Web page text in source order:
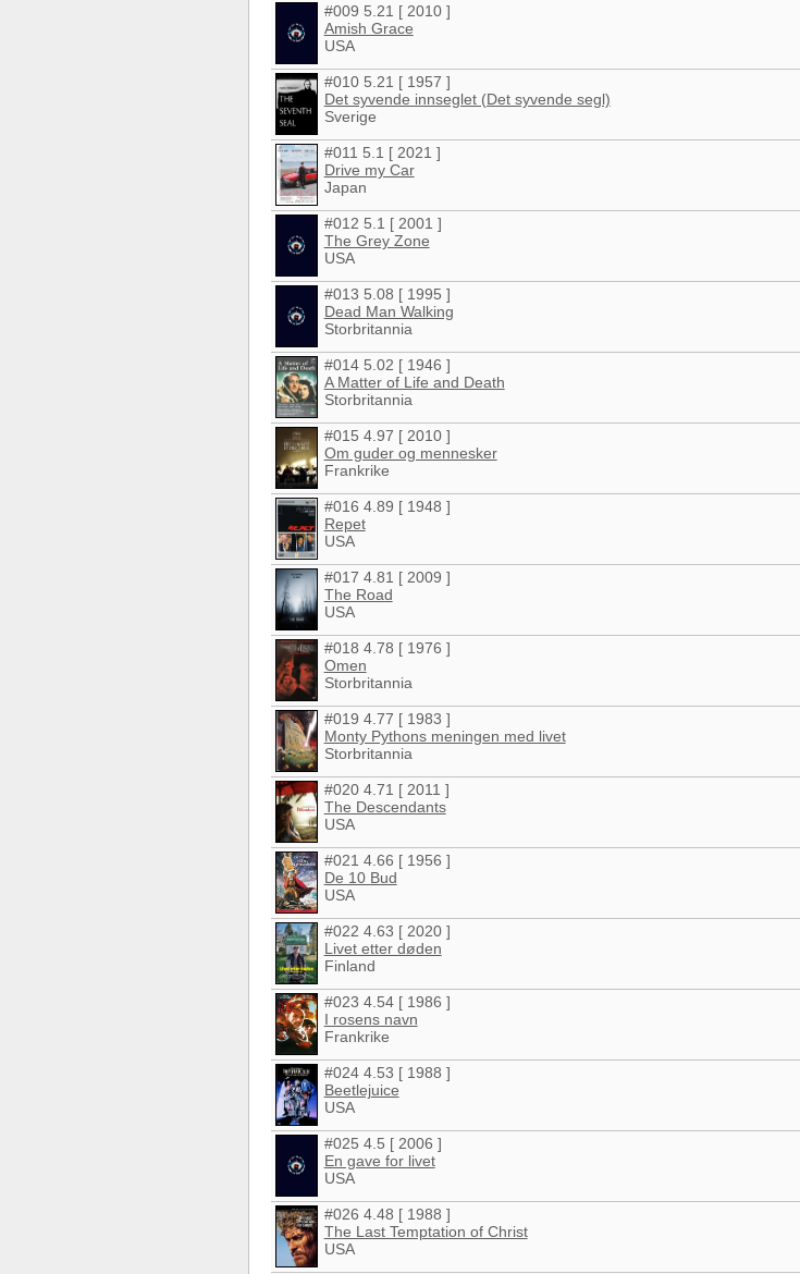
#009 5.21 [ 2010 ]
Amish Grace
USA
#010 5.21 [ 1957 ]
Det syvende innseglet (Det syvende segl)
Sverige
#011 5.1 [ 2021 ]
Drive my Car
Japan
#012 5.1 [ 2001 ]
The Grey Zone
USA
#013 5.08 [ 1995 ]
Dead Man Walking
Storbritannia
#014 5.02 [ 1946 ]
A Matter of Life and Death
Storbritannia
#015 4.97 [ 2010 ]
Om guder og mennesker
Frankrike
#016 4.89 [ 1948 ]
Repet
USA
#017 4.81 [ 2009 ]
The Road
USA
#018 4.78 [ 1976 ]
Omen
Storbritannia
#019 4.77 [ 1983 ]
Monty Pythons meningen med livet
Storbritannia
#020 4.71 [ 2011 ]
The Descendants
USA
#021 4.66 [ 1956 ]
De 10 Bud
USA
#022 4.63 [ 2020 ]
Livet etter døden
Finland
#023 4.54 [ 1986 ]
I rosens navn
Frankrike
#024 4.53 [ 1988 ]
Beetlejuice
USA
#025 4.5 [ 2006 ]
En gave for livet
USA
#026 4.48 [ 1988 ]
The Last Temptation of Christ
USA